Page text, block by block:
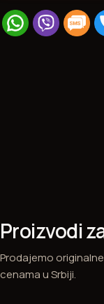
Proizvodi
Prodajemo
cenama u Srbiji.